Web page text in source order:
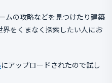
ムの攻略などを見つけたり建築
をくまなく探索したい人にお
にアップロードされたので試し